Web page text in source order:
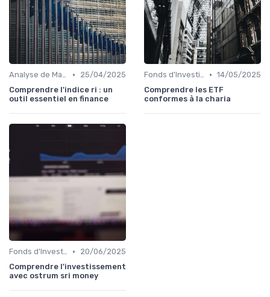
Analyse de Marché et Prévisions •
25/04/2025
Comprendre l'indice ri : un
outil essentiel en finance
Fonds d'Investissement et ETF • 14/05/2025
Comprendre les ETF
conformes à la charia
Fonds d'Investissement et ETF •
20/06/2025
Comprendre l'investissement
avec ostrum sri money